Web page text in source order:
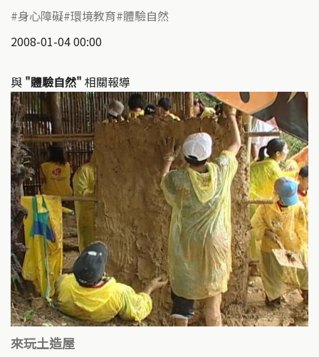
身心障礙 環境教育 體驗自然
2008-01-04 00:00
與 "體驗自然" 相關報導
來玩土造屋